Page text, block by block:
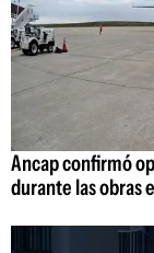
Ancap confirmó
durante las obras